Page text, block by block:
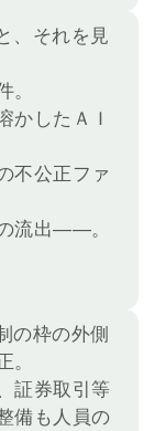
、それを見
かしたＡＩ
不公正ファ
流出――。
の枠の外側
証券取引等
備も人員の